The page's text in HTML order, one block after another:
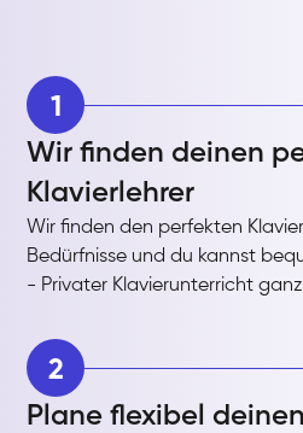
1
Wir finden deinen
Klavierlehrer
Wir finden den perfekten
Bedürfnisse und du kannst
- Privater Klavierunterricht
2
Plane flexibel deinen